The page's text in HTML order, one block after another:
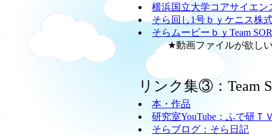
横浜国立大学コアサイエン
そら回し1号ｂｙケニス株
そらムービーｂｙTeam
★動画ファイルが欲しい
リンク集③：Team
本・作品
研究室YouTube：ふで研Ｔ
そらブログ：そら日記